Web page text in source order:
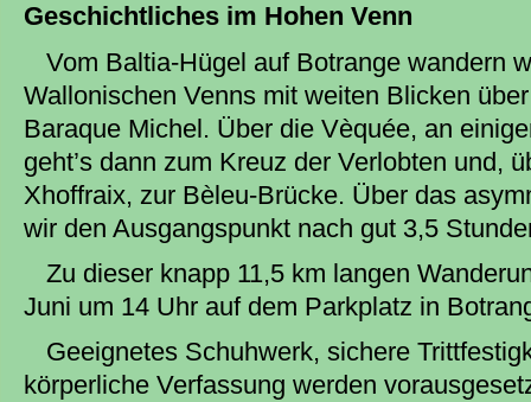
Geschichtliches im Hohen Venn
Vom Baltia-Hügel auf Botrange wandern
Wallonischen Venns mit weiten Blicken
Baraque Michel. Über die Vèquée, an
geht’s dann zum Kreuz der Verlobten und,
Xhoffraix, zur Bèleu-Brücke. Über das
wir den Ausgangspunkt nach gut 3,5
Zu dieser knapp 11,5 km langen
Juni um 14 Uhr auf dem Parkplatz in
Geeignetes Schuhwerk, sichere
körperliche Verfassung werden